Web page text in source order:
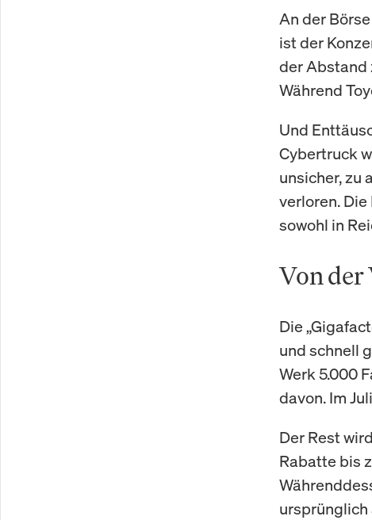
An der
ist der
der Abstand
Während
Und
Cybertruck
unsicher, zu
verloren.
sowohl in
Von der
Die
und schnell
Werk 5.000
davon. Im
Der Rest
Rabatte bis